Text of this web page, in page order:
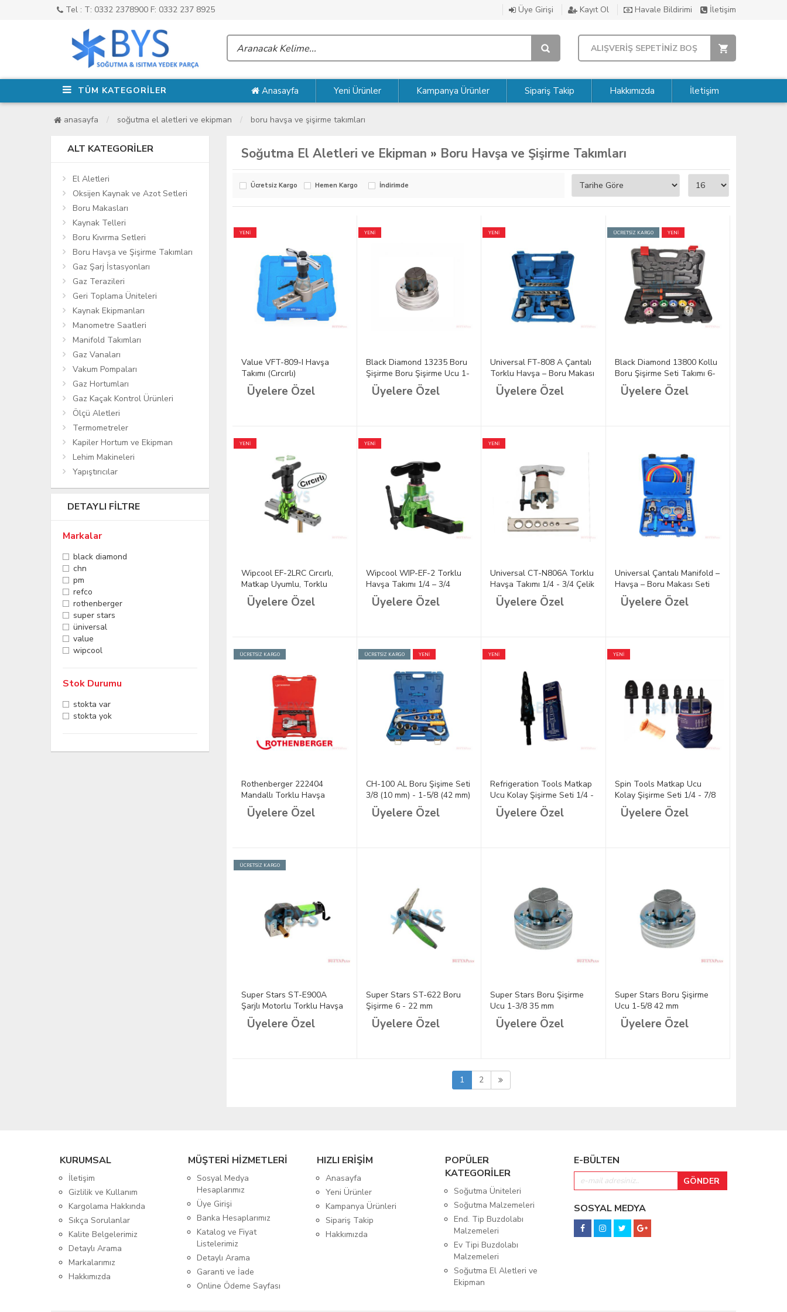
Tel : T: 0332 2378900 F: 0332 237 8925 Üye Girişi Kayıt Ol Havale Bildirimi İletişim
ALIŞVERİŞ SEPETİNİZ BOŞ
TÜM KATEGORİLER Anasayfa Yeni Ürünler Kampanya Ürünler Sipariş Takip Hakkımızda İletişim
anasayfa soğutma el aletleri ve ekipman boru havşa ve şişirme takımları
ALT KATEGORILER
El Aletleri
Oksijen Kaynak ve Azot Setleri
Boru Makasları
Kaynak Telleri
Boru Kıvırma Setleri
Boru Havşa ve Şişirme Takımları
Gaz Şarj İstasyonları
Gaz Terazileri
Geri Toplama Üniteleri
Kaynak Ekipmanları
Manometre Saatleri
Manifold Takımları
Gaz Vanaları
Vakum Pompaları
Gaz Hortumları
Gaz Kaçak Kontrol Ürünleri
Ölçü Aletleri
Termometreler
Kapiler Hortum ve Ekipman
Lehim Makineleri
Yapıştırıcılar
DETAYLI FILTRE
Markalar
black diamond
chn
pm
refco
rothenberger
super stars
üniversal
value
wipcool
Stok Durumu
stokta var
stokta yok
Soğutma El Aletleri ve Ekipman » Boru Havşa ve Şişirme Takımları
Ücretsiz Kargo Hemen Kargo İndirimde
YENİ
Value VFT-809-I Havşa
Takımı (Cırcırlı)
Üyelere Özel
YENİ
Black Diamond 13235 Boru
Şişirme Boru Şişirme Ucu 1-
3/8 35 mm
Üyelere Özel
YENİ
Universal FT-808 A Çantalı
Torklu Havşa – Boru Makası
Seti
Üyelere Özel
ÜCRETSİZ KARGO YENİ
Black Diamond 13800 Kollu
Boru Şişirme Seti Takımı 6-
28 mm
Üyelere Özel
YENİ
Wipcool EF-2LRC Cırcırlı,
Matkap Uyumlu, Torklu
Çantalı Havşa Takımı 1/4 –
3/4
Üyelere Özel
YENİ
Wipcool WIP-EF-2 Torklu
Havşa Takımı 1/4 – 3/4
Üyelere Özel
YENİ
Universal CT-N806A Torklu
Havşa Takımı 1/4 - 3/4 Çelik
Mandren
Üyelere Özel
Universal Çantalı Manifold –
Havşa – Boru Makası Seti
CH-CT-8A
Üyelere Özel
ÜCRETSİZ KARGO
Rothenberger 222404
Mandallı Torklu Havşa
Takımı 1/8-3/4
Üyelere Özel
ÜCRETSİZ KARGO YENİ
CH-100 AL Boru Şişime Seti
3/8 (10 mm) - 1-5/8 (42 mm)
Arası
Üyelere Özel
YENİ
Refrigeration Tools Matkap
Ucu Kolay Şişirme Seti 1/4 -
3/4
Üyelere Özel
YENİ
Spin Tools Matkap Ucu
Kolay Şişirme Seti 1/4 - 7/8
Arası
Üyelere Özel
ÜCRETSİZ KARGO
Super Stars ST-E900A
Şarjlı Motorlu Torklu Havşa
Takımı
Üyelere Özel
Super Stars ST-622 Boru
Şişirme 6 - 22 mm
Üyelere Özel
Super Stars Boru Şişirme
Ucu 1-3/8 35 mm
Üyelere Özel
Super Stars Boru Şişirme
Ucu 1-5/8 42 mm
Üyelere Özel
1 2
KURUMSAL
İletişim
Gizlilik ve Kullanım
Kargolama Hakkında
Sıkça Sorulanlar
Kalite Belgelerimiz
Detaylı Arama
Markalarımız
Hakkımızda
MÜŞTERİ HİZMETLERİ
Sosyal Medya
Hesaplarımız
Üye Girişi
Banka Hesaplarımız
Katalog ve Fiyat
Listelerimiz
Detaylı Arama
Garanti ve İade
Online Ödeme Sayfası
HIZLI ERİŞİM
Anasayfa
Yeni Ürünler
Kampanya Ürünleri
Sipariş Takip
Hakkımızda
POPÜLER
KATEGORİLER
Soğutma Üniteleri
Soğutma Malzemeleri
End. Tip Buzdolabı
Malzemeleri
Ev Tipi Buzdolabı
Malzemeleri
Soğutma El Aletleri ve
Ekipman
E-BÜLTEN
SOSYAL MEDYA